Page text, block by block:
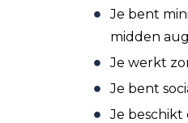
Je bent
midden
Je werkt
Je bent
Je beschikt